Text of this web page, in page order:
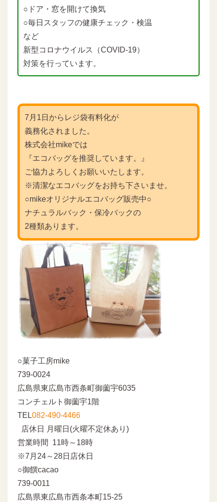
○ドア・窓を開けて換気
○毎日スタッフの健康チェック・検温
など
新型コロナウイルス（COVID-19）
対策を行っています。
7月1日からレジ袋有料化が
義務化されました。
株式会社mikeでは
『エコバッグを推奨しています。』
ご協力よろしくお願いいたします。
※清潔なエコバッグをお持ち下さいませ。
○mikeオリジナルエコバッグ販売中○
ナチュラルバック・保冷バックの
2種類あります。
○菓子工房mike
739-0024
広島県東広島市西条町御薗宇6035
コンチェルト御薗宇1階
TEL082-490-4466
店休日 月曜日(火曜不定休あり)
営業時間 11時～18時
※7月24～28日店休日
○御饌cacao
739-0011
広島県東広島市西条本町15-25